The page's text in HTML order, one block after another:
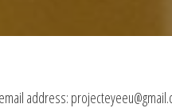
address: